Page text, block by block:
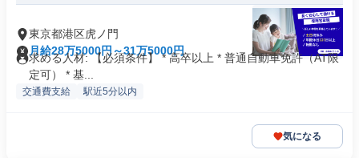
東京都港区虎ノ門
月給28万5000円～31万5000円
求める人材: 【必須条件】 * 高卒以上 * 普通自動車免許（AT限
定可） * 基...
交通費支給 駅近5分以内
気になる